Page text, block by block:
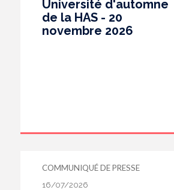
Université d'automne
de la HAS - 20
novembre 2026
COMMUNIQUÉ DE PRESSE
16/07/2026